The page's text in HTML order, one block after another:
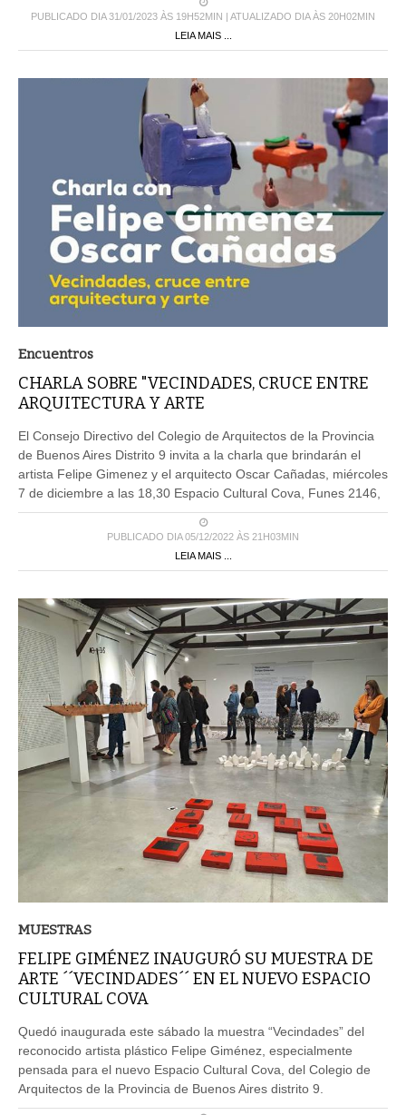
PUBLICADO DIA 31/01/2023 ÀS 19H52MIN | ATUALIZADO DIA ÀS 20H02MIN
LEIA MAIS ...
Encuentros
CHARLA SOBRE "VECINDADES, CRUCE ENTRE
ARQUITECTURA Y ARTE
El Consejo Directivo del Colegio de Arquitectos de la Provincia
de Buenos Aires Distrito 9 invita a la charla que brindarán el
artista Felipe Gimenez y el arquitecto Oscar Cañadas, miércoles
7 de diciembre a las 18,30 Espacio Cultural Cova, Funes 2146,
PUBLICADO DIA 05/12/2022 ÀS 21H03MIN
LEIA MAIS ...
MUESTRAS
FELIPE GIMÉNEZ INAUGURÓ SU MUESTRA DE
ARTE ´´VECINDADES´´ EN EL NUEVO ESPACIO
CULTURAL COVA
Quedó inaugurada este sábado la muestra “Vecindades” del
reconocido artista plástico Felipe Giménez, especialmente
pensada para el nuevo Espacio Cultural Cova, del Colegio de
Arquitectos de la Provincia de Buenos Aires distrito 9.